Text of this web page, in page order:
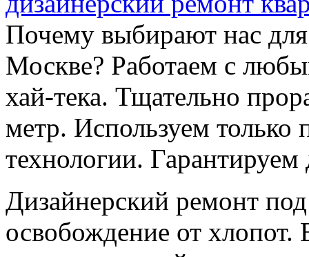
Почему выбирают нас
Москве? Работаем с
хай-тека. Тщательно
метр. Используем только
технологии. Гарантируем
Дизайнерский ремонт
освобождение от хлопот.